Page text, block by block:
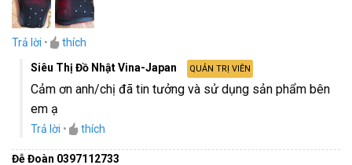
Trả lời •
thích
Siêu Thị Đồ Nhật Vina-Japan
QUẢN TRỊ VIÊN
Cảm ơn anh/chị đã tin tưởng và sử dụng sản phẩm bên
em ạ
Trả lời • thích
Đễ Đoàn 0397112733